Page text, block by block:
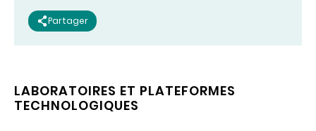
Partager
LABORATOIRES ET PLATEFORMES
TECHNOLOGIQUES